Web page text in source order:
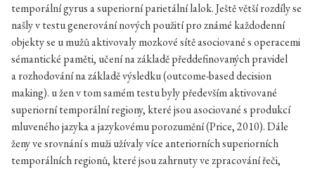
temporální gyrus a superiorní parietální lalok. Ještě větší rozdíly se
našly v testu generování nových použití pro známé každodenní
objekty se u mužů aktivovaly mozkové sítě asociované s operacemi
sémantické paměti, učení na základě předdefinovaných pravidel
a rozhodování na základě výsledku (outcome-based decision
making). u žen v tom samém testu byly především aktivované
superiorní temporální regiony, které jsou asociované s produkcí
mluveného jazyka a jazykovému porozumění (Price, 2010). Dále
ženy ve srovnání s muži užívaly více anteriorních superiorních
temporálních regionů, které jsou zahrnuty ve zpracování řeči,